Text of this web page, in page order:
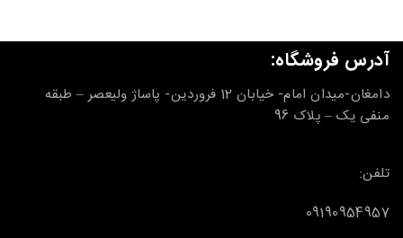
آدرس فروشگاه:
دامغان-میدان امام- خیابان 12 فروردین- پاساژ ولیعصر – طبقه
منفی یک – پلاک 96
تلفن:
09190954957